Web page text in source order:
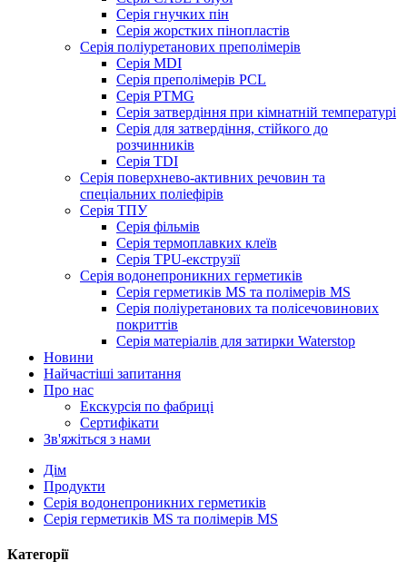
Серія гнучких пін
Серія жорстких пінопластів
Серія поліуретанових преполімерів
Серія MDI
Серія преполімерів PCL
Серія PTMG
Серія затвердіння при кімнатній температурі
Серія для затвердіння, стійкого до
розчинників
Серія TDI
Серія поверхнево-активних речовин та
спеціальних поліефірів
Серія ТПУ
Серія фільмів
Серія термоплавких клеїв
Серія TPU-екструзії
Серія водонепроникних герметиків
Серія герметиків MS та полімерів MS
Серія поліуретанових та полісечовинових
покриттів
Серія матеріалів для затирки Waterstop
Новини
Найчастіші запитання
Про нас
Екскурсія по фабриці
Сертифікати
Зв'яжіться з нами
Дім
Продукти
Серія водонепроникних герметиків
Серія герметиків MS та полімерів MS
Категорії